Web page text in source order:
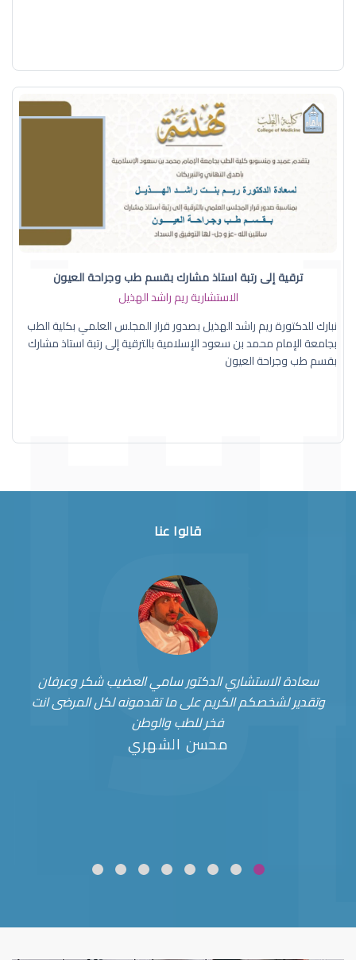
ترقية إلى رتبة استاذ مشارك بقسم طب وجراحة العيون
الاستشارية ريم راشد الهذيل
نبارك للدكتورة ريم راشد الهذيل بصدور قرار المجلس العلمي بكلية الطب
بجامعة الإمام محمد بن سعود الإسلامية بالترقية إلى رتبة استاذ مشارك
بقسم طب وجراحة العيون
قالوا عنا
سعادة الاستشاري الدكتور سامي العضيب شكر وعرفان
وتقدير لشخصكم الكريم على ما تقدمونه لكل المرضى انت
فخر للطب والوطن
محسن الشهري